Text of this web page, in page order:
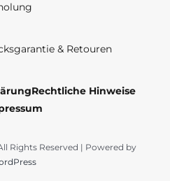
& Retouren
Rechtliche Hinweise
Rights Reserved | Powered by